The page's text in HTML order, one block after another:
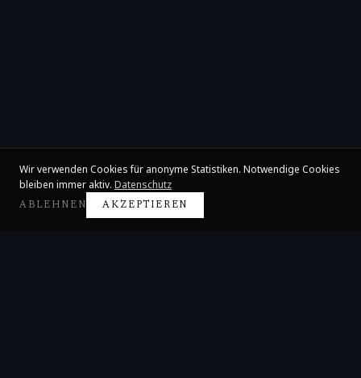
Wir verwenden Cookies für anonyme Statistiken. Notwendige Cookies
bleiben immer aktiv. Datenschutz
ABLEHNEN AKZEPTIEREN